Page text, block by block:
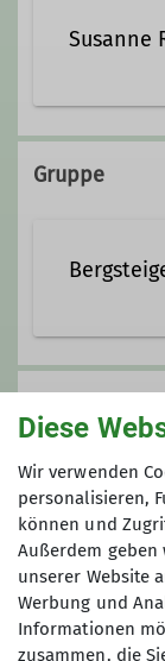
Susanne
Gruppe
Die
allen
Beim
Anmeldung
20.06.2024
Diese
Wir verwenden
personalisieren,
können und
Außerdem
unserer Website
Werbung und
Informationen
zusammen, die